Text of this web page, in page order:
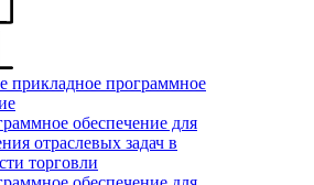
прикладное программное
обеспечение для
отраслевых задач в
торговли